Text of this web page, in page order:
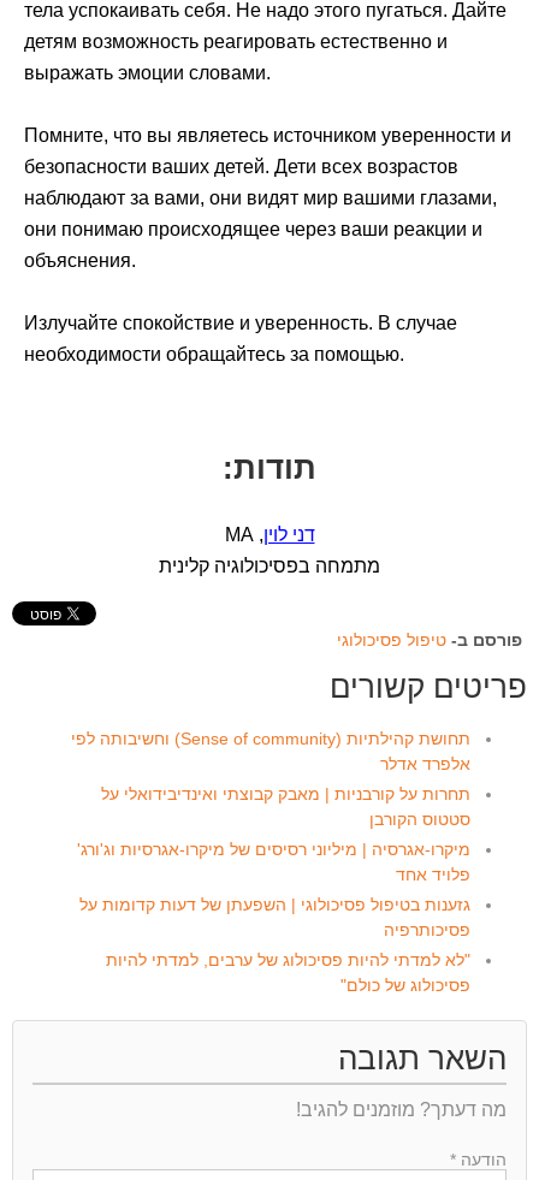
тела успокаивать себя. Не надо этого пугаться. Дайте
детям возможность реагировать естественно и
выражать эмоции словами.
Помните, что вы являетесь источником уверенности и
безопасности ваших детей. Дети всех возрастов
наблюдают за вами, они видят мир вашими глазами,
они понимаю происходящее через ваши реакции и
объяснения.
Излучайте спокойствие и уверенность. В случае
необходимости обращайтесь за помощью.
תודות:
דני לוין, MA
מתמחה בפסיכולוגיה קלינית
פורסם ב- טיפול פסיכולוגי
פריטים קשורים
תחושת קהילתיות (Sense of community) וחשיבותה לפי
אלפרד אדלר
תחרות על קורבניות | מאבק קבוצתי ואינדיבידואלי על
סטטוס הקורבן
מיקרו-אגרסיה | מיליוני רסיסים של מיקרו-אגרסיות וג'ורג'
פלויד אחד
גזענות בטיפול פסיכולוגי | השפעתן של דעות קדומות על
פסיכותרפיה
"לא למדתי להיות פסיכולוג של ערבים, למדתי להיות
פסיכולוג של כולם"
השאר תגובה
מה דעתך? מוזמנים להגיב!
הודעה *